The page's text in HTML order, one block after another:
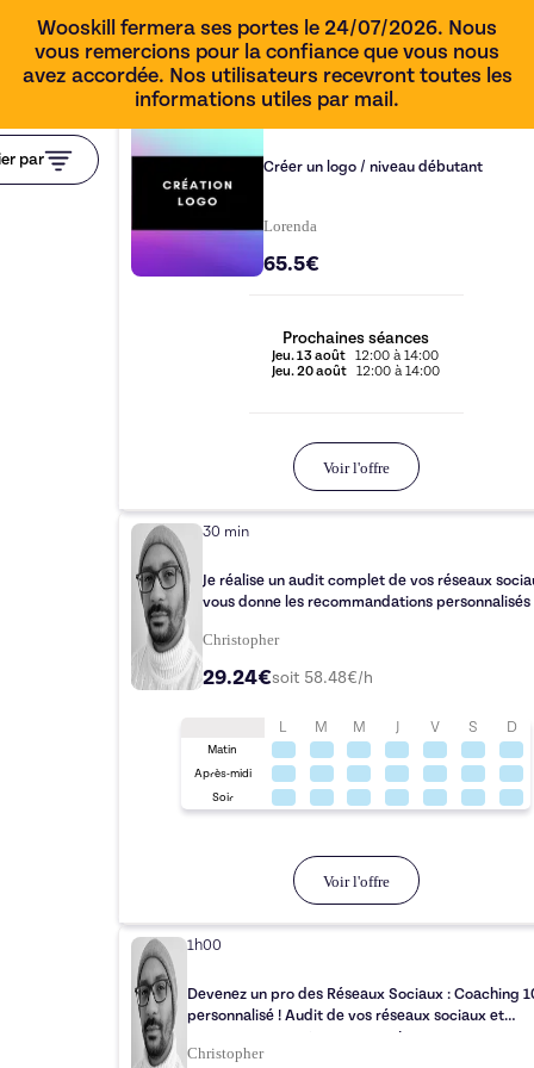
Wooskill fermera ses portes le 24/07/2026. Nous
vous remercions pour la confiance que vous nous
avez accordée. Nos utilisateurs recevront toutes les
informations utiles par mail.
par Créer un logo / niveau débutant
Lorenda
65.5€
Prochaines séances
Jeu.13 août 12:00 à14:00
Jeu.20 août 12:00 à14:00
Voir l'offre
30 min
Je réalise un audit complet de vos réseaux
vous donne les recommandations personnalisés
Christopher
29.24€soit 58.48€/h
L M M J V S D
Matin
Après-midi
Soir
Voir l'offre
1h00
Devenez un pro des Réseaux Sociaux : Coaching
personnalisé ! Audit de vos réseaux sociaux et
accompagnement sur-mesure !
Christopher